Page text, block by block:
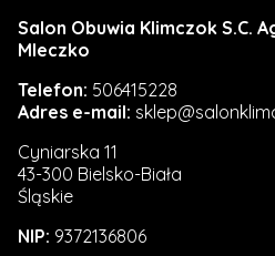
Salon Obuwia Klimczok S.C.
Mleczko
Telefon: 506415228
Adres e-mail:
Cyniarska 11
43-300 Bielsko-Biała
Śląskie
NIP: 9372136806